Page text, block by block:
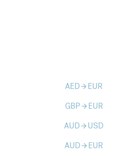
AEDarrow_forward EUR
GBParrow_forward EUR
AUDarrow_forward USD
AUDarrow_forward EUR